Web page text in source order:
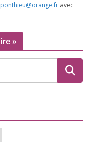
avec
»